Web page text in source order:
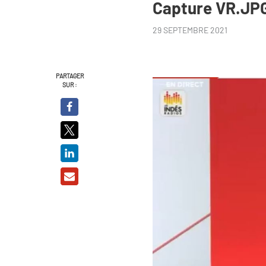
Capture
29 SEPTEMBRE 2021
PARTAGER
SUR :